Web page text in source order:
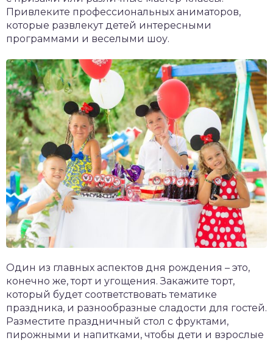
Привлеките профессиональных аниматоров,
которые развлекут детей интересными
программами и веселыми шоу.
Один из главных аспектов дня рождения – это,
конечно же, торт и угощения. Закажите торт,
который будет соответствовать тематике
праздника, и разнообразные сладости для гостей.
Разместите праздничный стол с фруктами,
пирожными и напитками, чтобы дети и взрослые